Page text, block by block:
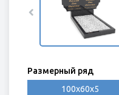
Размерный ряд
100х60х5